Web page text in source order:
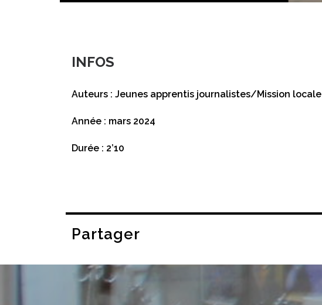
INFOS
Auteurs : Jeunes apprentis journalistes/Mission locale
Année : mars 2024
Durée : 2’10
Partager